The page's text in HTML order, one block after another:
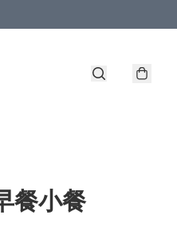
餐小餐